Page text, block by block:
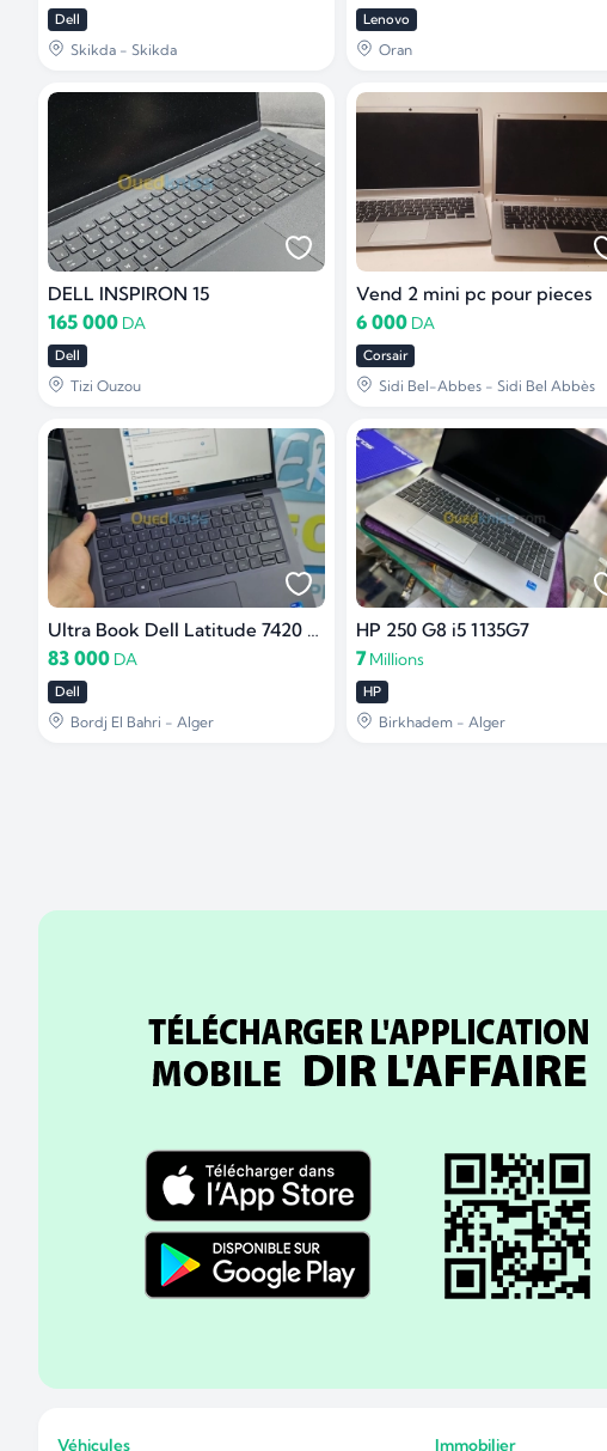
Dell
Skikda - Skikda
Lenovo
Oran
DELL INSPIRON 15
165 000 DA
Dell
Tizi Ouzou
Vend 2 mini pc pour pieces
6 000 DA
Corsair
Sidi Bel-Abbes - Sidi Bel Abbès
Ultra Book Dell Latitude 7420 Carbon
83 000 DA
Dell
Bordj El Bahri - Alger
HP 250 G8 i5 1135G7
7 Millions
HP
Birkhadem - Alger
Véhicules Immobilier